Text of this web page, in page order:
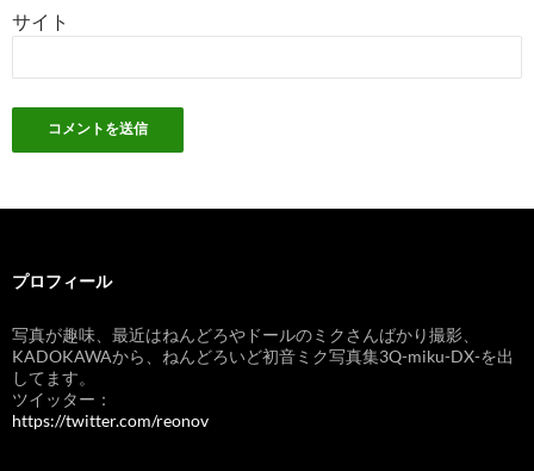
サイト
プロフィール
写真が趣味、最近はねんどろやドールのミクさんばかり撮影、
KADOKAWAから、ねんどろいど初音ミク写真集3Q-miku-DX-を出
してます。
ツイッター：
https://twitter.com/reonov